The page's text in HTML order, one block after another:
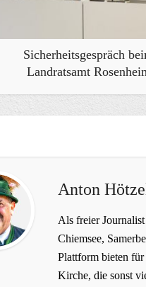
Sicherheitsgespräch
Landratsamt
Anton
Als freier
Chiemsee,
Plattform bieten
Kirche, die sonst